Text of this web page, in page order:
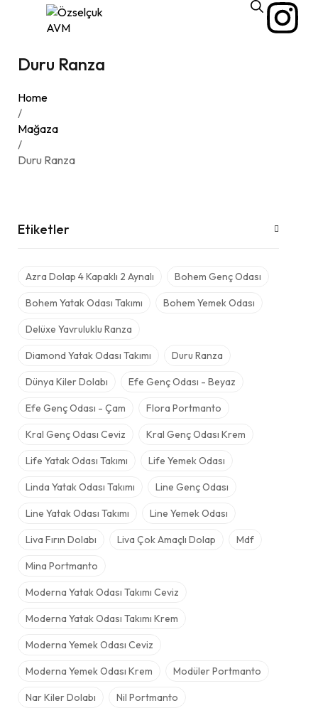
Duru Ranza
Home
/
Mağaza
/
Duru Ranza
Etiketler
Azra Dolap 4 Kapaklı 2 Aynalı Bohem Genç Odası
Bohem Yatak Odası Takımı Bohem Yemek Odası
Delüxe Yavruluklu Ranza
Diamond Yatak Odası Takımı Duru Ranza
Dünya Kiler Dolabı Efe Genç Odası - Beyaz
Efe Genç Odası - Çam Flora Portmanto
Kral Genç Odası Ceviz Kral Genç Odası Krem
Life Yatak Odası Takımı Life Yemek Odası
Linda Yatak Odası Takımı Line Genç Odası
Line Yatak Odası Takımı Line Yemek Odası
Liva Fırın Dolabı Liva Çok Amaçlı Dolap Mdf
Mina Portmanto
Moderna Yatak Odası Takımı Ceviz
Moderna Yatak Odası Takımı Krem
Moderna Yemek Odası Ceviz
Moderna Yemek Odası Krem Modüler Portmanto
Nar Kiler Dolabı Nil Portmanto